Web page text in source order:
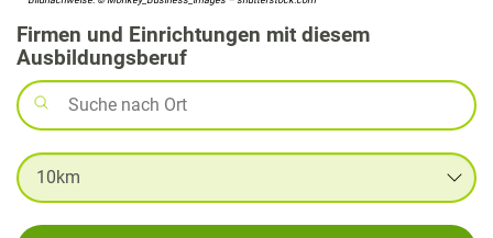
Firmen und Einrichtungen mit diesem
Ausbildungsberuf